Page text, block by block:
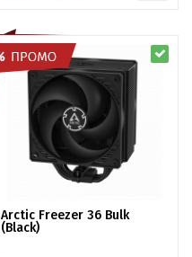
Arctic Freezer 36 Bulk
(Black)